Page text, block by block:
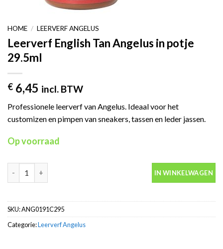
HOME / LEERVERF ANGELUS
Leerverf English Tan Angelus in potje
29.5ml
€ 6,45 incl. BTW
Professionele leerverf van Angelus. Ideaal voor het
customizen en pimpen van sneakers, tassen en leder jassen.
Op voorraad
IN WINKELWAGEN
SKU:ANG0191C295
Categorie:Leerverf Angelus